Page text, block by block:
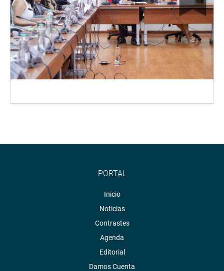
PORTAL
Inicio
Noticias
Contrastes
Agenda
Editorial
Damos Cuenta